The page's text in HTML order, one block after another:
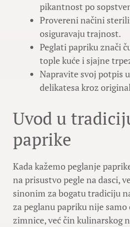
pikantnost po
Provereni načini
osiguravaju trajnost.
Peglati papriku znači
tople kuće i sjajne
Napravite svoj potpis
delikatesa kroz
Uvod u
paprike
Kada kažemo peglanje
na prisustvo pegle na dasci,
sinonim za bogatu tradiciju
za peglanu papriku nije
zimnice, već čin kulinarskog